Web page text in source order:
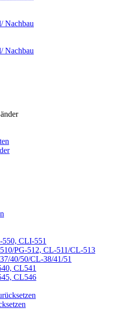
Nachbau
Nachbau
550, CLI-551
PG-512, CL-511/CL-513
40/50/CL-38/41/51
CL541
CL546